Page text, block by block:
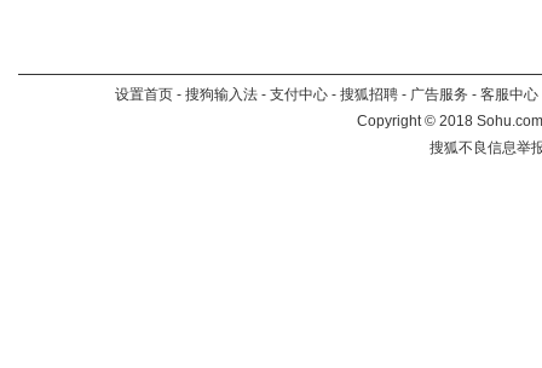
设置首页 - 搜狗输入法 - 支付中心 - 搜狐招聘 - 广告服务 - 客服中心
Copyright©2018
搜狐不良信息举